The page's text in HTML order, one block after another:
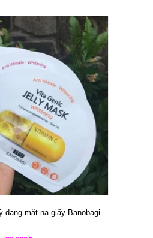
dạng mặt nạ giấy Banobagi